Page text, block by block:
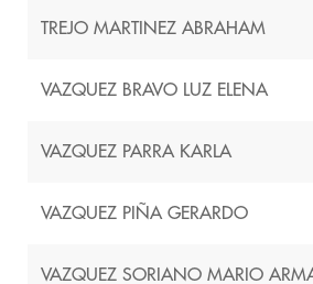
TREJO MARTINEZ ABRAHAM
VAZQUEZ BRAVO LUZ ELENA
VAZQUEZ PARRA KARLA
VAZQUEZ PIÑA GERARDO
VAZQUEZ SORIANO MARIO